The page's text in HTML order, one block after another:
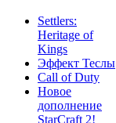
Settlers:
Heritage of
Kings
Эффект Теслы
Call of Duty
Новое
дополнение
StarCraft 2!